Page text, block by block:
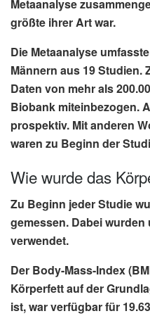
Metaanalyse
größte ihrer Art war.
Die Metaanalyse
Männern aus 19 Studien.
Daten von mehr als
Biobank miteinbezogen.
prospektiv. Mit anderen
waren zu Beginn der
Wie wurde das
Zu Beginn jeder Studie
gemessen. Dabei wurden
verwendet.
Der Body-Mass-Index
Körperfett auf der
ist, war verfügbar für